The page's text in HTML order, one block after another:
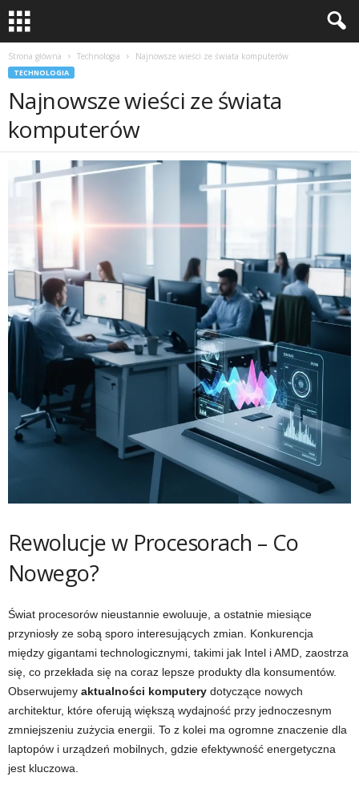
Strona główna Technologia Najnowsze wieści ze świata komputerów
TECHNOLOGIA
Najnowsze wieści ze świata
komputerów
Rewolucje w Procesorach – Co
Nowego?
Świat procesorów nieustannie ewoluuje, a ostatnie miesiące
przyniosły ze sobą sporo interesujących zmian. Konkurencja
między gigantami technologicznymi, takimi jak Intel i AMD, zaostrza
się, co przekłada się na coraz lepsze produkty dla konsumentów.
Obserwujemy aktualności komputery dotyczące nowych
architektur, które oferują większą wydajność przy jednoczesnym
zmniejszeniu zużycia energii. To z kolei ma ogromne znaczenie dla
laptopów i urządzeń mobilnych, gdzie efektywność energetyczna
jest kluczowa.